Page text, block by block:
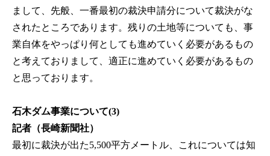
まして、先般、一番最初の裁決申請分について裁決がな
されたところであります。残りの土地等についても、事
業自体をやっぱり何としても進めていく必要があるもの
と考えておりまして、適正に進めていく必要があるもの
と思っております。
石木ダム事業について(3)
記者（長崎新聞社）
最初に裁決が出た5,500平方メートル、これについては知